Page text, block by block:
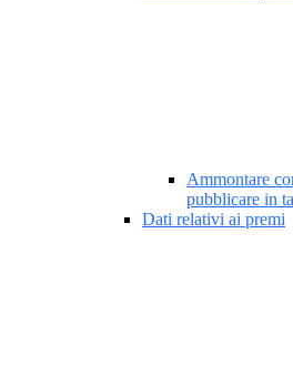
Ammontare
pubblicare in
Dati relativi ai premi